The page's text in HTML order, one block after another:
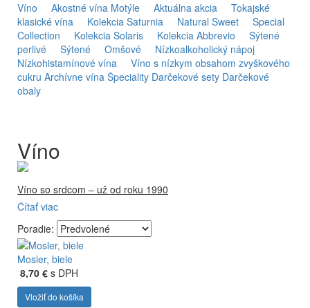
Víno Akostné vína Motýle Aktuálna akcia
Tokajské
klasické vína
Kolekcia Saturnia Natural Sweet
Special
Collection
Kolekcia Solaris Kolekcia Abbrevio
Sýtené
perlivé
Sýtené Omšové
Nízkoalkoholický nápoj
Nízkohistamínové vína
Víno s nízkym obsahom zvyškového
cukru Archívne vína Špeciality Darčekové sety Darčekové
obaly
Víno
Víno so srdcom – už od roku 1990
Firma Ostrožovič je najstaršou privátnou firmou na
slovenskom Tokaji.
Vyrábame kvalitné odrodové a výberové vína. Ako prví sme
priniesli na slovenský trh sólo spracované vína z tokajských
odrôd Furmint, Lipovina a Muškát žltý reduktívnou
technológiou. Hrozno spracúvame najmodernejšími
technológiami, vrátane riadenej fermentácie.
Čítať viac
Poradie:
Mosler, biele
8,70 € s DPH
Vložiť do košíka